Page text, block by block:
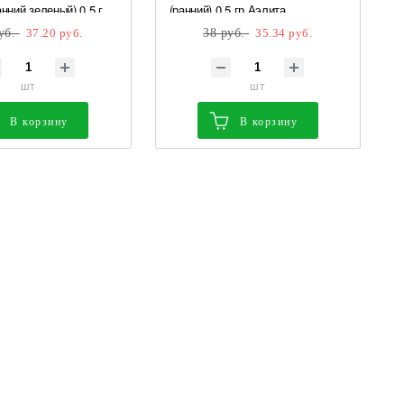
0,5 г
37.20 руб.
шт
В корзину
(ранний) 0,5 гр Аэлита
38 руб. 35.34 руб.
шт
В корзину